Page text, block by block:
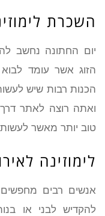
השכרת
יום החתונה נחשב
הזוג אשר עומד
הכנות רבות שיש
ואתה רוצה לאתר דרך
טוב יותר מאשר
לימוזינה
אנשים רבים
להקדיש לבני או